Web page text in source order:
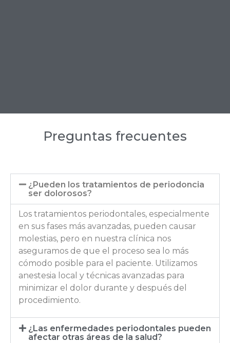
Preguntas frecuentes
¿Pueden los tratamientos de periodoncia
ser dolorosos?
Los tratamientos periodontales, especialmente
en sus fases más avanzadas, pueden causar
molestias, pero en nuestra clínica nos
aseguramos de que el proceso sea lo más
cómodo posible para el paciente. Utilizamos
anestesia local y técnicas avanzadas para
minimizar el dolor durante y después del
procedimiento.
¿Las enfermedades periodontales pueden
afectar otras áreas de la salud?